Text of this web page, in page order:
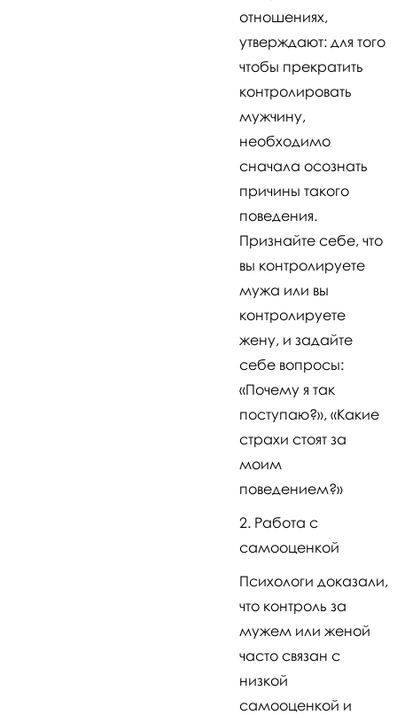
отношениях,
утверждают: для того
чтобы прекратить
контролировать
мужчину,
необходимо
сначала осознать
причины такого
поведения.
Признайте себе, что
вы контролируете
мужа или вы
контролируете
жену, и задайте
себе вопросы:
«Почему я так
поступаю?», «Какие
страхи стоят за
моим
поведением?»
Работа с
самооценкой
Психологи доказали,
что контроль за
мужем или женой
часто связан с
низкой
самооценкой и